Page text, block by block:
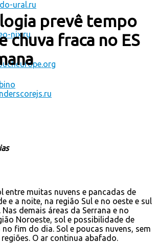
ural.ru
nix.ru
prevê tempo
chuva fraca no ES
entre muitas nuvens e pancadas de
e a noite, na região Sul e no oeste e sul
demais áreas da Serrana e no
Noroeste, sol e possibilidade de
fim do dia. Sol e poucas nuvens, sem
O ar continua abafado.